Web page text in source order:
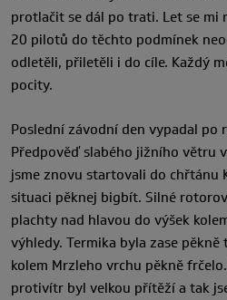
protlačit se dál po trati. Let se mi
20 pilotů do těchto podmínek
odletěli, přiletěli i do cíle. Každý
pocity.
Poslední závodní den vypadal po
Předpověď slabého jižního větru
jsme znovu startovali do chřtánu
situaci pěknej bigbít. Silné
plachty nad hlavou do výšek
výhledy. Termika byla zase
kolem Mrzleho vrchu pěkně
protivítr byl velkou přítěží a tak